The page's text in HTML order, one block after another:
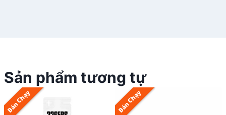
Sản phẩm tương tự
Bán Chạy Bán Chạy